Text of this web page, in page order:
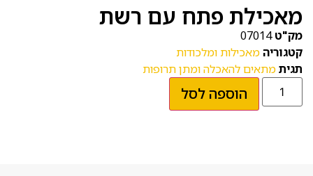
מאכילת פתח עם רשת
מק"ט07014
קטגוריהמאכילות ומלכודות
תגיתמתאים להאכלה ומתן תרופות
הוספה לסל